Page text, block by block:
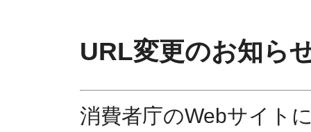
URL変更のお知ら
消費者庁のWebサイト